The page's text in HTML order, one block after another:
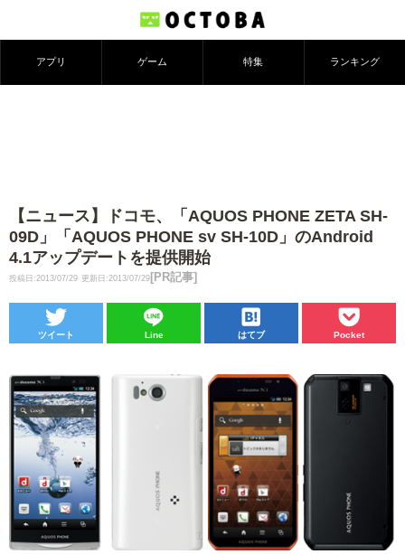
アプリ ゲーム 特集 ランキング
【ニュース】ドコモ、「AQUOS PHONE ZETA SH-
09D」「AQUOS PHONE sv SH-10D」のAndroid
4.1アップデートを提供開始
投稿日:2013/07/29 更新日:2013/07/29 [PR記事]
ツイート Line はてブ Pocket